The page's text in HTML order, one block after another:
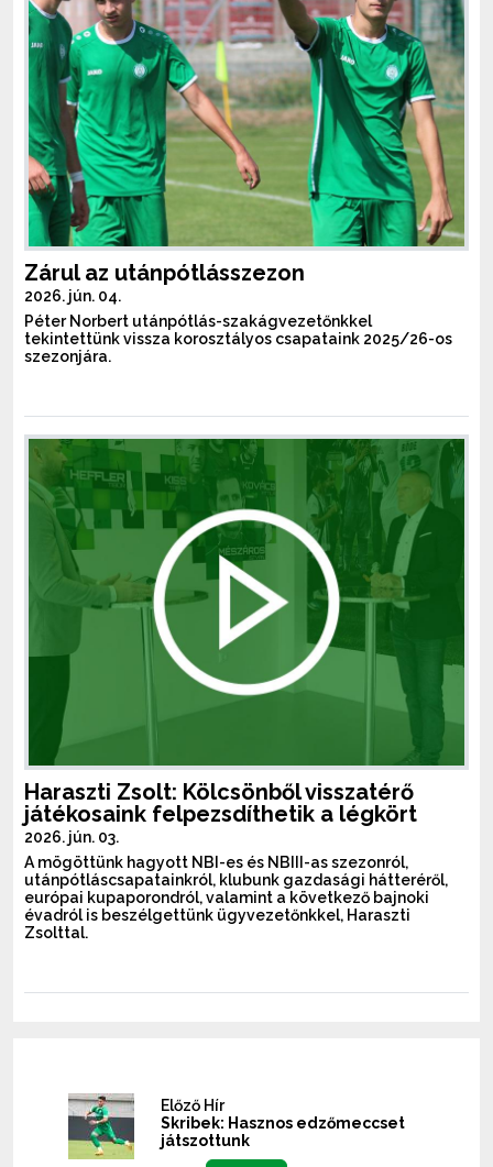
Zárul az utánpótlásszezon
2026. jún. 04.
Péter Norbert utánpótlás-szakágvezetőnkkel
tekintettünk vissza korosztályos csapataink 2025/26-os
szezonjára.
Haraszti Zsolt: Kölcsönből visszatérő
játékosaink felpezsdíthetik a légkört
2026. jún. 03.
A mögöttünk hagyott NBI-es és NBIII-as szezonról,
utánpótláscsapatainkról, klubunk gazdasági hátteréről,
európai kupaporondról, valamint a következő bajnoki
évadról is beszélgettünk ügyvezetőnkkel, Haraszti
Zsolttal.
Előző Hír
Skribek: Hasznos edzőmeccset
játszottunk